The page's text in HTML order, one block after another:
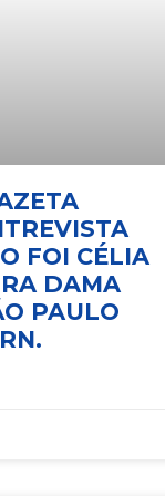
FOI CÉLIA
DAMA
PAULO